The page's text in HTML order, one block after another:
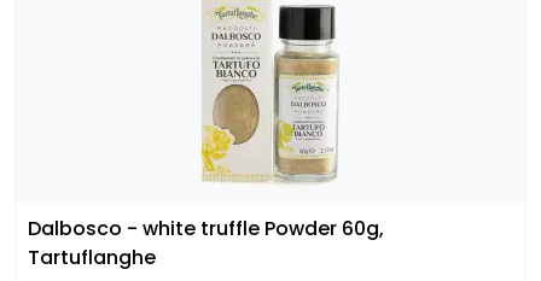
Dalbosco - white truffle Powder 60g,
Tartuflanghe